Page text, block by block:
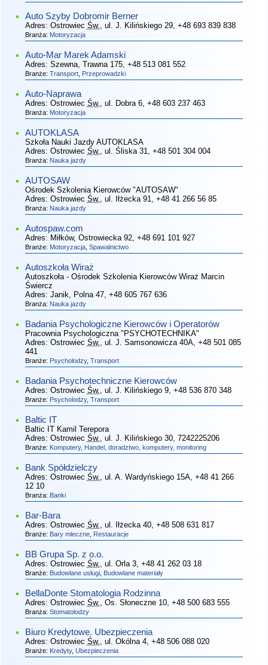
Auto Szyby Dobromir Berner
Adres: Ostrowiec Św. , ul. J. Kilińskiego 29, +48 693 839 838
Branża: Motoryzacja
Auto-Mar Marek Adamski
Adres: Szewna, Trawna 175, +48 513 081 552
Branże: Transport, Przeprowadzki
Auto-Naprawa
Adres: Ostrowiec Św. , ul. Dobra 6, +48 603 237 463
Branża: Motoryzacja
AUTOKLASA
Szkoła Nauki Jazdy AUTOKLASA
Adres: Ostrowiec Św. , ul. Śliska 31 , +48 501 304 004
Branża: Nauka jazdy
AUTOSAW
Ośrodek Szkolenia Kierowców "AUTOSAW"
Adres: Ostrowiec Św. , ul. Iłżecka 91 , +48 41 266 56 85
Branża: Nauka jazdy
Autospaw.com
Adres: Miłków, Ostrowiecka 92, +48 691 101 927
Branże: Motoryzacja, Spawalnictwo
Autoszkoła Wiraż
Autoszkoła - Ośrodek Szkolenia Kierowców Wiraż Marcin
Świercz
Adres: Janik, Polna 47, +48 605 767 636
Branża: Nauka jazdy
Badania Psychologiczne Kierowców i Operatorów
Pracownia Psychologiczna "PSYCHOTECHNIKA"
Adres: Ostrowiec Św. , ul. J. Samsonowicza 40A, +48 501 085
441
Branże: Psycholodzy, Transport
Badania Psychotechniczne Kierowców
Adres: Ostrowiec Św. , ul. J. Kilińskiego 9, +48 536 870 348
Branże: Psycholodzy, Transport
Baltic IT
Baltic IT Kamil Terepora
Adres: Ostrowiec Św. , ul. J. Kilińskiego 30, 7242225206
Branże: Komputery, Handel, doradztwo, komputery, monitoring
Bank Spółdzielczy
Adres: Ostrowiec Św. , ul. A. Wardyńskiego 15A, +48 41 266
12 10
Branża: Banki
Bar-Bara
Adres: Ostrowiec Św. , ul. Iłżecka 40, +48 508 631 817
Branże: Bary mleczne, Restauracje
BB Grupa Sp. z o.o.
Adres: Ostrowiec Św. , ul. Orla 3, +48 41 262 03 18
Branże: Budowlane usługi, Budowlane materiały
BellaDonte Stomatologia Rodzinna
Adres: Ostrowiec Św. , Os. Słoneczne 10, +48 500 683 555
Branża: Stomatolodzy
Biuro Kredytowe. Ubezpieczenia
Adres: Ostrowiec Św. , ul. Okólna 4, +48 506 088 020
Branże: Kredyty, Ubezpieczenia